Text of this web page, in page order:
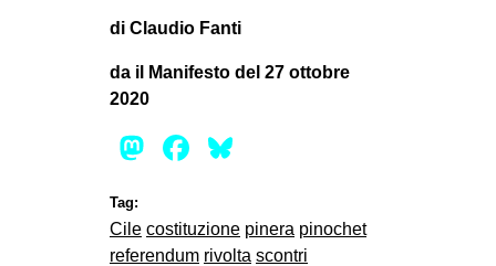
di Claudio Fanti
da il Manifesto del 27 ottobre
2020
Mastodon
Facebook
Tag:
Cile costituzione pinera pinochet
referendum rivolta scontri